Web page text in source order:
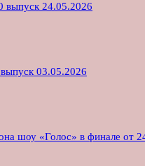
выпуск 24.05.2026
03.05.2026
шоу «Голос» в финале от